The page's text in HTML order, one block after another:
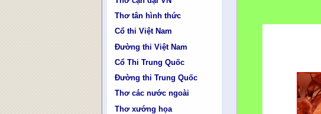
Thơ tân hình thức
Cổ thi Việt Nam
Đường thi Việt Nam
Cổ Thi Trung Quốc
Đường thi Trung Quốc
Thơ các nước ngoài
Thơ xướng họa